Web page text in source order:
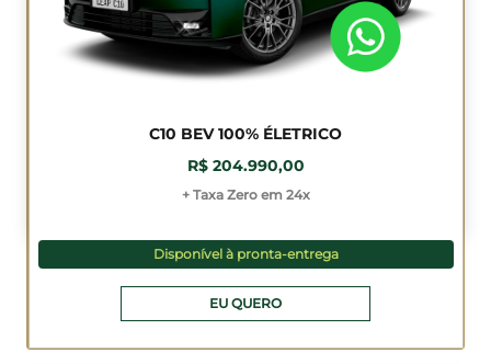
C10 BEV 100% ÉLETRICO
R$ 204.990,00
+ Taxa Zero em 24x
Disponível à pronta-entrega
EU QUERO